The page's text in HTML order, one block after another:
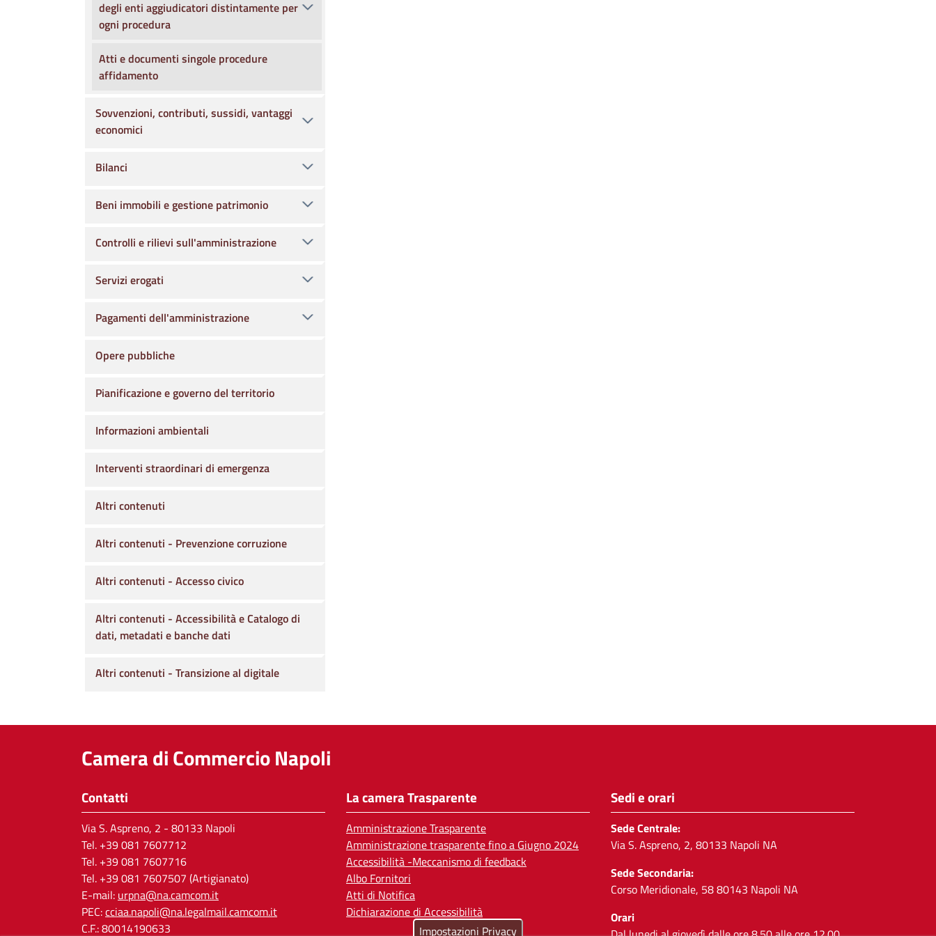
degli enti aggiudicatori distintamente per
ogni procedura
Atti e documenti singole procedure
affidamento
Sovvenzioni, contributi, sussidi, vantaggi
economici
Bilanci
Beni immobili e gestione patrimonio
Controlli e rilievi sull'amministrazione
Servizi erogati
Pagamenti dell'amministrazione
Opere pubbliche
Pianificazione e governo del territorio
Informazioni ambientali
Interventi straordinari di emergenza
Altri contenuti
Altri contenuti - Prevenzione corruzione
Altri contenuti - Accesso civico
Altri contenuti - Accessibilità e Catalogo di
dati, metadati e banche dati
Altri contenuti - Transizione al digitale
Camera di Commercio Napoli
Contatti
Via S. Aspreno, 2 - 80133 Napoli
Tel. +39 081 7607712
Tel. +39 081 7607716
Tel. +39 081 7607507 (Artigianato)
E-mail: urpna@na.camcom.it
PEC:cciaa.napoli@na.legalmail.camcom.it
C.F.: 80014190633
La camera Trasparente
Amministrazione Trasparente
Amministrazione trasparente fino a Giugno 2024
Accessibilità -Meccanismo di feedback
Albo Fornitori
Atti di Notifica
Dichiarazione di Accessibilità
Sedi e orari
Sede Centrale:
Via S. Aspreno, 2, 80133 Napoli NA
Sede Secondaria:
Corso Meridionale, 58 80143 Napoli NA
Orari
Impostazioni Privacy